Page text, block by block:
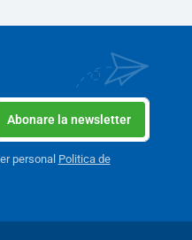
Abonare la newsletter
personal Politica de